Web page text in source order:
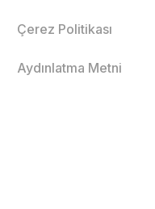
Çerez Politikası
Aydınlatma Metni